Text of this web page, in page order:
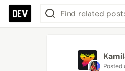
Posted